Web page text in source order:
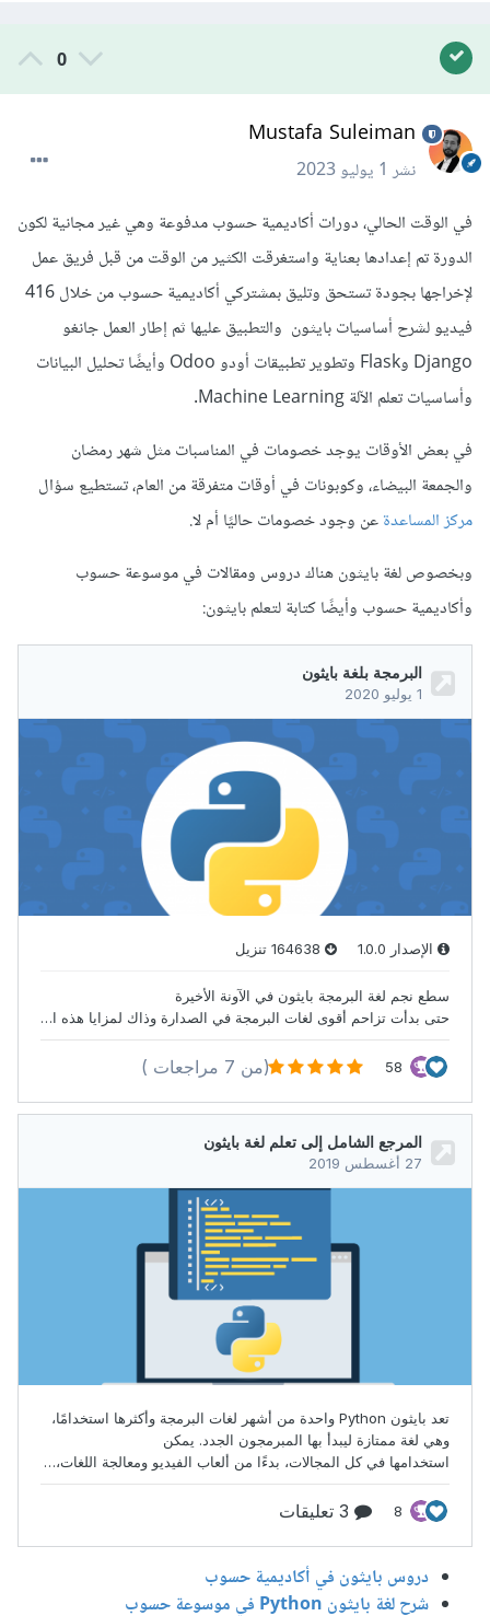
0
Mustafa Suleiman
نشر1 يوليو 2023
في الوقت الحالي، دورات أكاديمية حسوب مدفوعة وهي غير مجانية لكون
الدورة تم إعدادها بعناية واستغرقت الكثير من الوقت من قبل فريق عمل
لإخراجها بجودة تستحق وتليق بمشتركي أكاديمية حسوب من خلال 416
فيديو لشرح أساسيات بايثون والتطبيق عليها ثم إطار العمل جانغو
Django وFlask وتطوير تطبيقات أودو Odoo وأيضًا تحليل البيانات
وأساسيات تعلم الآلة Machine Learning.
في بعض الأوقات يوجد خصومات في المناسبات مثل شهر رمضان
والجمعة البيضاء، وكوبونات في أوقات متفرقة من العام، تستطيع سؤال
مركز المساعدةعن وجود خصومات حاليًا أم لا.
وبخصوص لغة بايثون هناك دروس ومقالات في موسوعة حسوب
وأكاديمية حسوب وأيضًا كتابة لتعلم بايثون:
دروس بايثون في أكاديمية حسوب
شرح لغة بايثون Python في موسوعة حسوب